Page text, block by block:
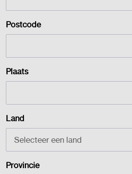
Postcode
Plaats
Land
Provincie